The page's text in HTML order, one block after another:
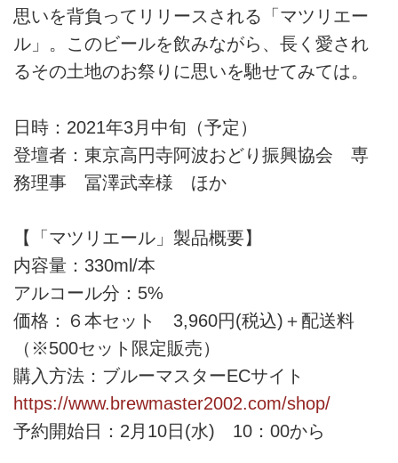
思いを背負ってリリースされる「マツリエー
ル」。このビールを飲みながら、長く愛され
るその土地のお祭りに思いを馳せてみては。
日時：2021年3月中旬（予定）
登壇者：東京高円寺阿波おどり振興協会 専
務理事 冨澤武幸様 ほか
【「マツリエール」製品概要】
内容量：330ml/本
アルコール分：5%
価格：６本セット 3,960円(税込)＋配送料
（※500セット限定販売）
購入方法：ブルーマスターECサイト
https://www.brewmaster2002.com/shop/
予約開始日：2月10日(水) 10：00から